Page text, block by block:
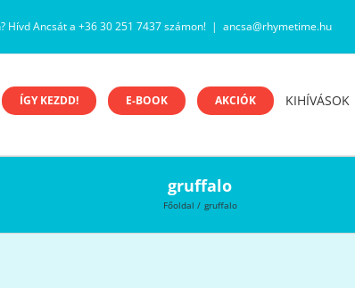
Hívd Ancsát a +36 30 251 7437 számon! | ancsa@rhymetime.hu
ÍGY KEZDD! E-BOOK AKCIÓK KIHÍVÁSOK
gruffalo
Főoldal gruffalo